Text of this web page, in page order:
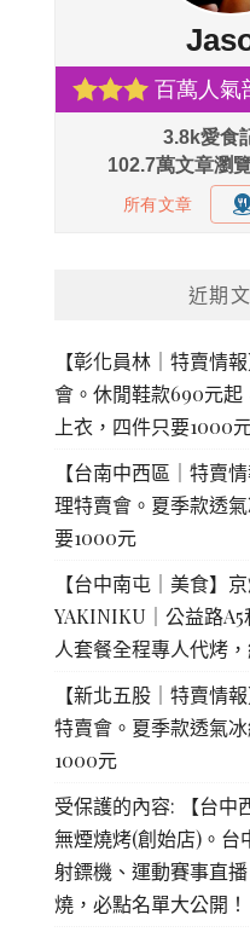
近期
【彰化員林｜特賣情
會。休閒鞋款690元起
上衣，四件只要1000
【台南中西區｜特賣
理特賣會。夏季款透
要1000元
【台中南屯｜美食】
YAKINIKU｜公益路
人套餐全程專人代烤
【新北五股｜特賣情
特賣會。夏季款透氣
1000元
受保護的內容: 【台中
無煙燒烤(創始店)。台
射鏢機、運動賽事直
燒，必點名單大公開！